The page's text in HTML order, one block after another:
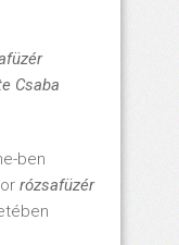
Csaba
ben
rózsafüzér